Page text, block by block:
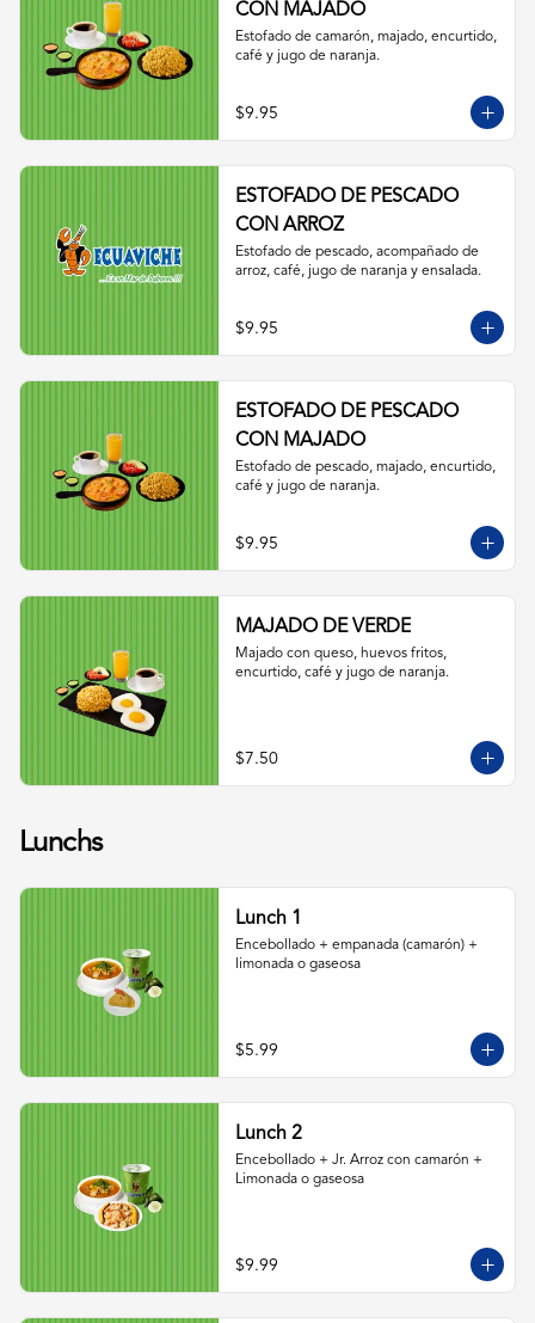
CON MAJADO
Estofado de camarón, majado, encurtido,
café y jugo de naranja.
$9.95
ESTOFADO DE PESCADO
CON ARROZ
Estofado de pescado, acompañado de
arroz, café, jugo de naranja y ensalada.
$9.95
ESTOFADO DE PESCADO
CON MAJADO
Estofado de pescado, majado, encurtido,
café y jugo de naranja.
$9.95
MAJADO DE VERDE
Majado con queso, huevos fritos,
encurtido, café y jugo de naranja.
$7.50
Lunchs
Lunch 1
Encebollado + empanada (camarón) +
limonada o gaseosa
$5.99
Lunch 2
Encebollado + Jr. Arroz con camarón +
Limonada o gaseosa
$9.99